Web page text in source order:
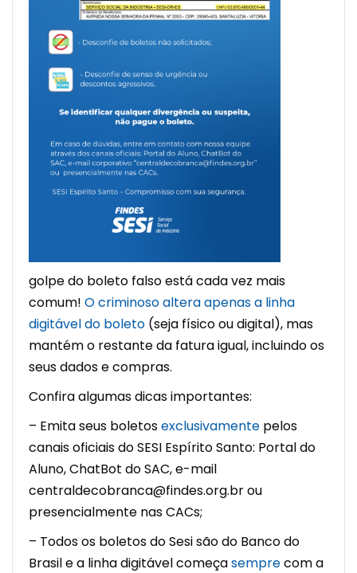
golpe do boleto falso está cada vez mais
comum! O criminoso altera apenas a linha
digitável do boleto (seja físico ou digital), mas
mantém o restante da fatura igual, incluindo os
seus dados e compras.
Confira algumas dicas importantes:
– Emita seus boletosexclusivamente pelos
canais oficiais do SESI Espírito Santo: Portal do
Aluno, ChatBot do SAC, e-mail
centraldecobranca@findes.org.br ou
presencialmente nas CACs;
– Todos os boletos do Sesi são do Banco do
Brasil e a linha digitável começasemprecom a